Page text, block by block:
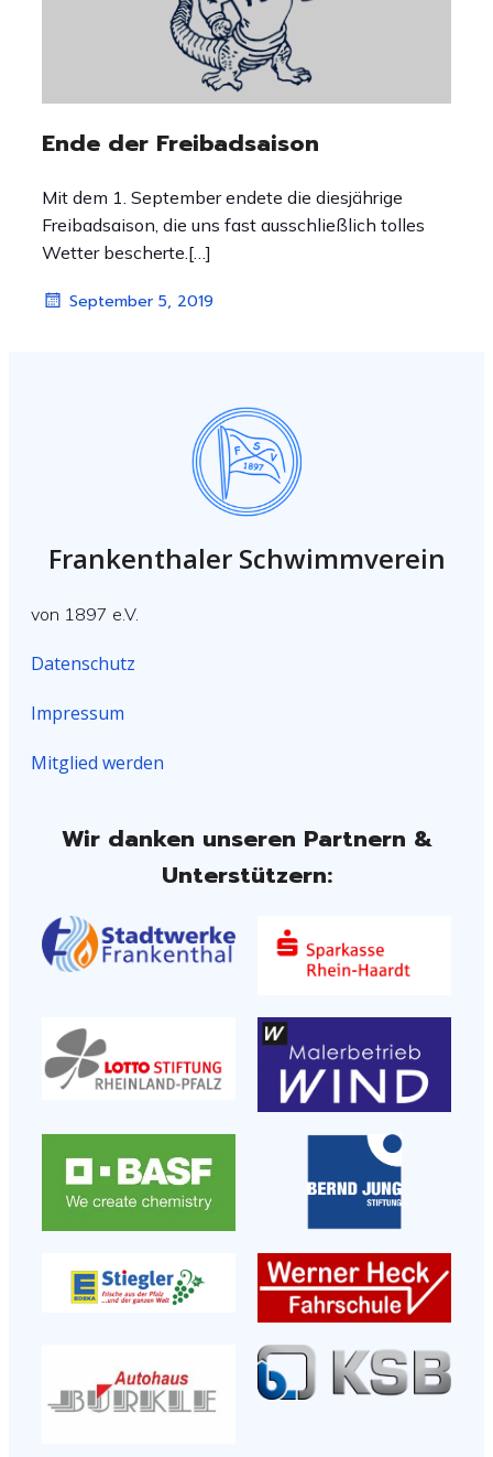
Ende der Freibadsaison
Mit dem 1. September endete die diesjährige
Freibadsaison, die uns fast ausschließlich tolles
Wetter bescherte.[…]
September 5, 2019
Frankenthaler Schwimmverein
von 1897 e.V.
Datenschutz
Impressum
Mitglied werden
Wir danken unseren Partnern &
Unterstützern: